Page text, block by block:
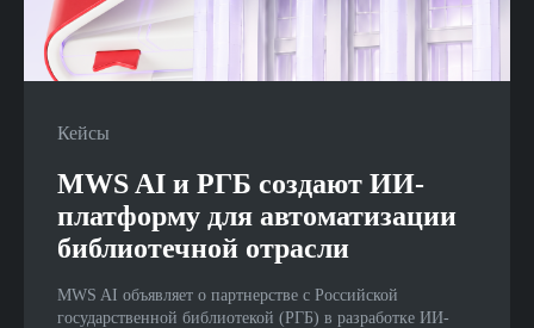
Кейсы
MWS AI и РГБ создают ИИ-
платформу для автоматизации
библиотечной отрасли
MWS AI объявляет о партнерстве с Российской
государственной библиотекой (РГБ) в разработке ИИ-